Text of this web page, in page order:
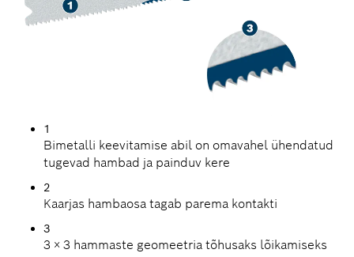
1
Bimetalli keevitamise abil on omavahel ühendatud
tugevad hambad ja painduv kere
2
Kaarjas hambaosa tagab parema kontakti
3
3 × 3 hammaste geomeetria tõhusaks lõikamiseks